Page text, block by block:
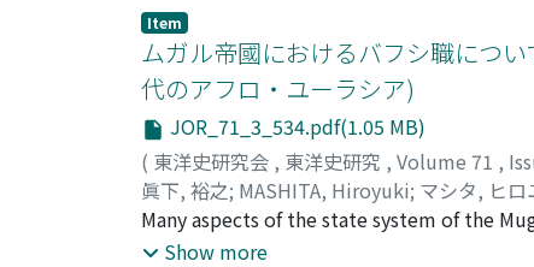
conquerors (Evlad-i Fatihan) was created
registers (tapu tahrir defteri), legal codes
role played by the yoruk in Rumeli in the
and the reason why the descendants of
exchange for a partial tax exemption, the
various kinds of non-combatant labor in
odds over the duty to serve the military or
important source of labor during times of
throughout the 16th century. The yoruk in
Item
ムガル帝國におけるバフシ職につ
代のアフロ・ユーラシア)
JOR_71_3_534.pdf(1.05 MB)
( 東洋史研究会 , 東洋史研究 , Volume 71 ,
眞下, 裕之; MASHITA, Hiroyuki; マシタ, ヒロ
Many aspects of the state system of the
operation of the office of bahsi, which
Show more